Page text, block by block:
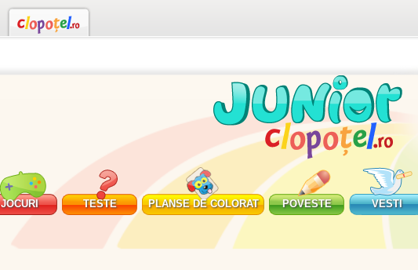
JOCURI TESTE PLANSE DE COLORAT POVESTE VESTI